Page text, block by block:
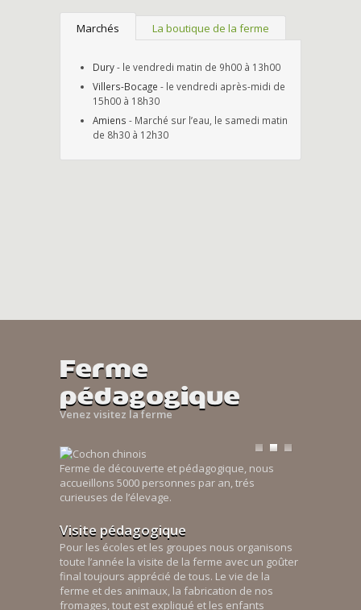
Marchés La boutique de la ferme
Dury- le vendredi matin de 9h00 à 13h00
Villers-Bocage - le vendredi après-midi de
15h00 à 18h30
Amiens - Marché sur l’eau, le samedi matin
de 8h30 à 12h30
Ferme
pédagogique
Venez visitez la ferme
Ferme de découverte et pédagogique, nous
accueillons 5000 personnes par an, trés
curieuses de l’élevage.
Visite pédagogique
Pour les écoles et les groupes nous organisons
toute l’année la visite de la ferme avec un goûter
final toujours apprécié de tous. Le vie de la
ferme et des animaux, la fabrication de nos
fromages, tout est expliqué et les enfants